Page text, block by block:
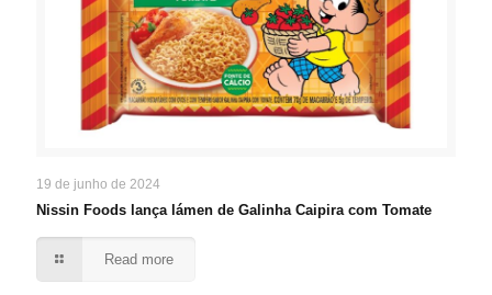
19 de junho de 2024
Nissin Foods lança lámen de Galinha Caipira com Tomate
Read more